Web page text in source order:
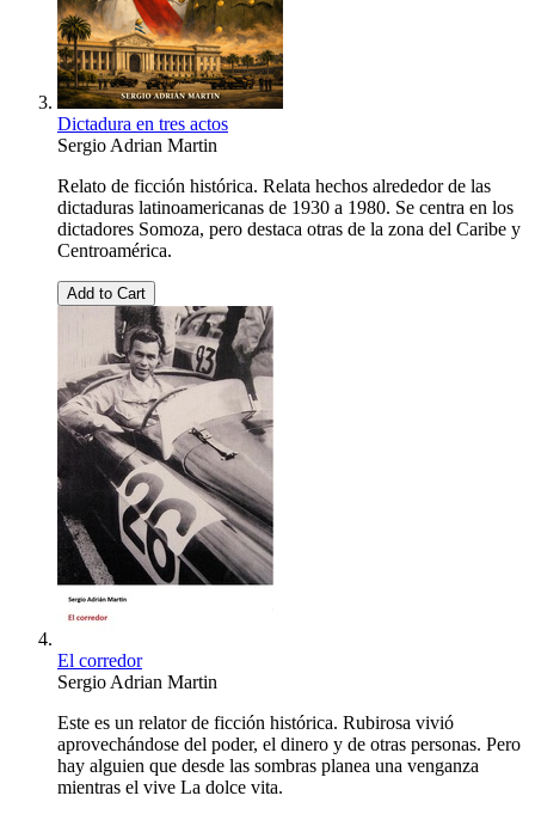
Dictadura en tres actos
Sergio Adrian Martin
Relato de ficción histórica. Relata hechos alrededor de las
dictaduras latinoamericanas de 1930 a 1980. Se centra en los
dictadores Somoza, pero destaca otras de la zona del Caribe y
Centroamérica.
Add to Cart
El corredor
Sergio Adrian Martin
Este es un relator de ficción histórica. Rubirosa vivió
aprovechándose del poder, el dinero y de otras personas. Pero
hay alguien que desde las sombras planea una venganza
mientras el vive La dolce vita.